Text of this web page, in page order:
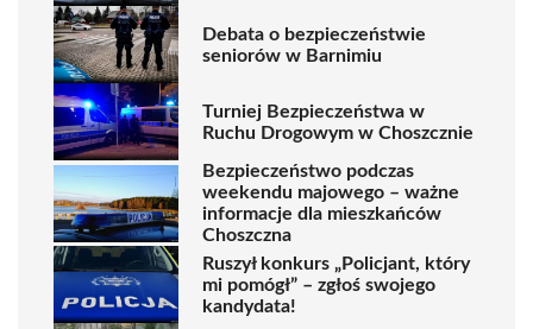
Debata o bezpieczeństwie
seniorów w Barnimiu
Turniej Bezpieczeństwa w
Ruchu Drogowym w Choszcznie
Bezpieczeństwo podczas
weekendu majowego – ważne
informacje dla mieszkańców
Choszczna
Ruszył konkurs „Policjant, który
mi pomógł” – zgłoś swojego
kandydata!